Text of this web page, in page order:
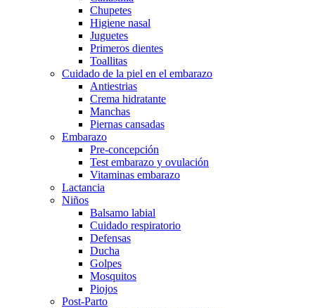
Chupetes
Higiene nasal
Juguetes
Primeros dientes
Toallitas
Cuidado de la piel en el embarazo
Antiestrias
Crema hidratante
Manchas
Piernas cansadas
Embarazo
Pre-concepción
Test embarazo y ovulación
Vitaminas embarazo
Lactancia
Niños
Balsamo labial
Cuidado respiratorio
Defensas
Ducha
Golpes
Mosquitos
Piojos
Post-Parto